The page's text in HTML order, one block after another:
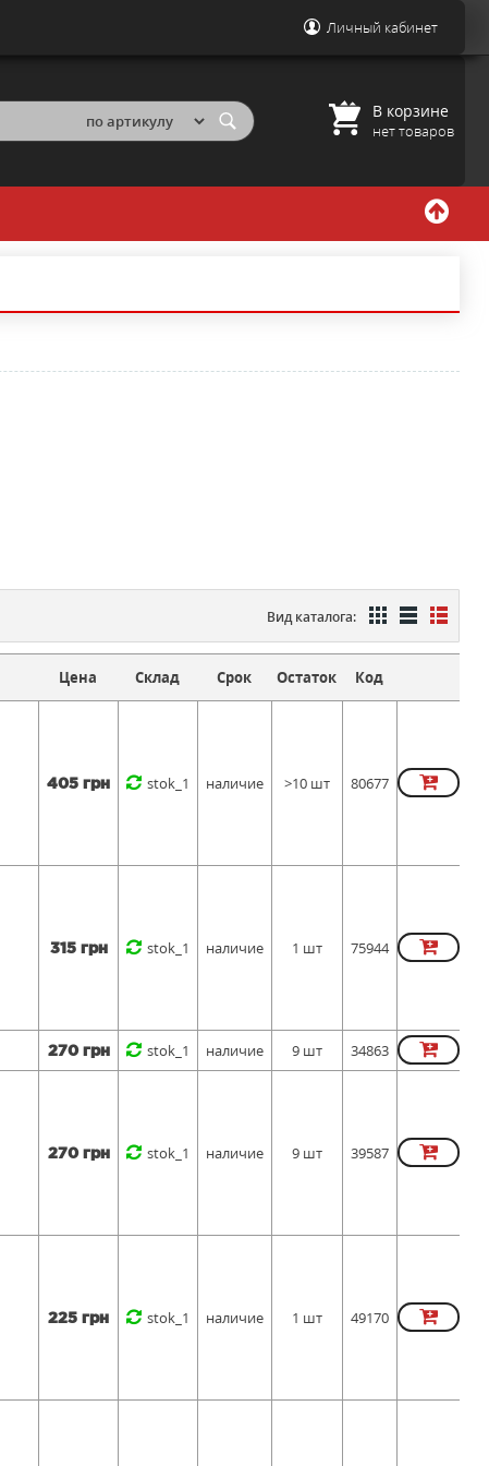
Личный кабинет
В корзине
нет товаров
Вид каталога:
Цена Склад Срок Остаток Код
405 грн stok_1 наличие >10 шт 80677
315 грн stok_1 наличие 1 шт 75944
270 грн stok_1 наличие 9 шт 34863
270 грн stok_1 наличие 9 шт 39587
225 грн stok_1 наличие 1 шт 49170